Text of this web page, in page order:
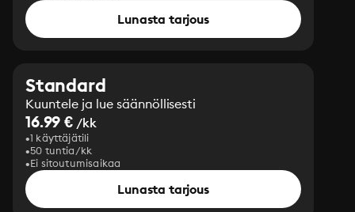
Lunasta tarjous
Standard
Kuuntele ja lue säännöllisesti
16.99 € /kk
1 käyttäjätili
50 tuntia/kk
Ei sitoutumisaikaa
Lunasta tarjous